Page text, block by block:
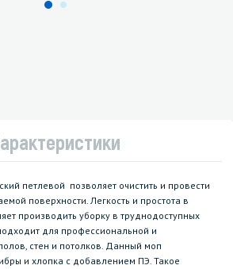
петлевой позволяет очистить и провести
поверхности. Легкость и простота в
производить уборку в труднодоступных
для профессиональной и
стен и потолков. Данный моп
и хлопка с добавлением ПЭ. Такое